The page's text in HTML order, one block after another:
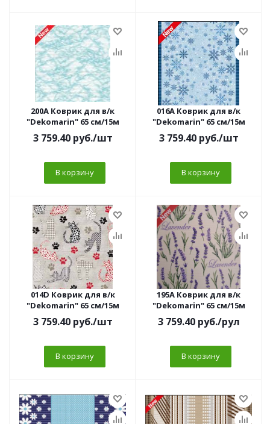
200A Коврик для в/к
"Dekomarin" 65 см/15м
3 759.40руб./шт
В корзину
016A Коврик для в/к
"Dekomarin" 65 см/15м
3 759.40руб./шт
В корзину
014D Коврик для в/к
"Dekomarin" 65 см/15м
3 759.40руб./шт
В корзину
195A Коврик для в/к
"Dekomarin" 65 см/15м
3 759.40руб./рул
В корзину